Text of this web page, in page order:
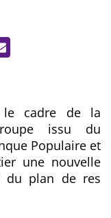
le cadre de la
issu du
Populaire et
une nouvelle
du plan de res